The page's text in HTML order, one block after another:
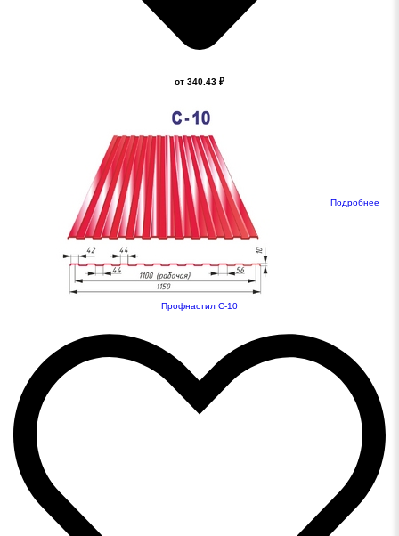
от 340.43 ₽
Подробнее
Профнастил С-10